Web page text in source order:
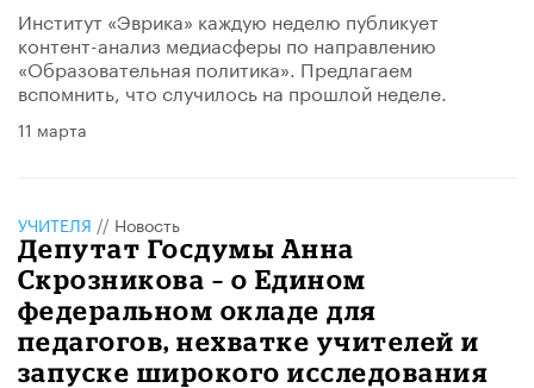
Институт «Эврика» каждую неделю публикует
контент-анализ медиасферы по направлению
«Образовательная политика». Предлагаем
вспомнить, что случилось на прошлой неделе.
11 марта
УЧИТЕЛЯ // Новость
Депутат Госдумы Анна
Скрозникова – о Едином
федеральном окладе для
педагогов, нехватке учителей и
запуске широкого исследования